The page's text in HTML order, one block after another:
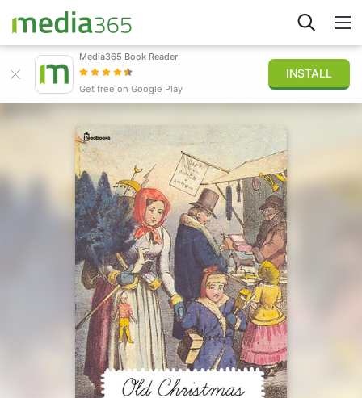
Iniciar sesión
Publicar
Media365 Book Reader
Get free on Google Play
INSTALL